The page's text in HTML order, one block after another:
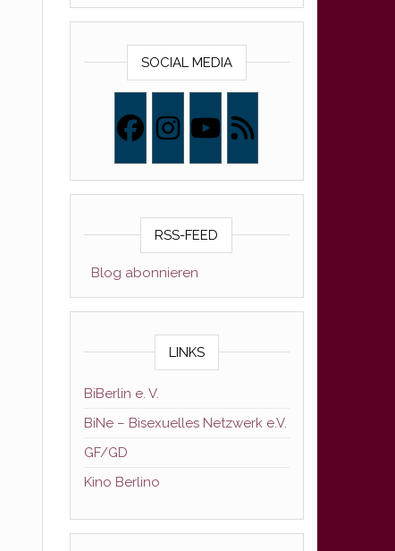
SOCIAL MEDIA
RSS-FEED
Blog abonnieren
LINKS
BiBerlin e. V.
BiNe – Bisexuelles Netzwerk e.V.
GF/GD
Kino Berlino